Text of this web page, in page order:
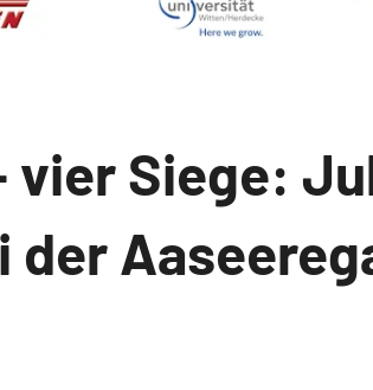
vier Siege:
der